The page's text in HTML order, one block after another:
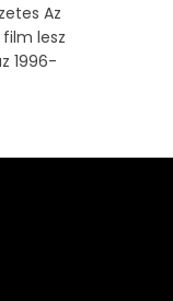
Az
film lesz
1996-